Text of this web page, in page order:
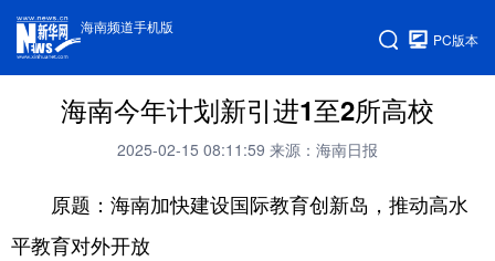
海南频道手机版
PC版本
海南今年计划新引进1至2所高校
2025-02-15 08:11:59 来源：海南日报
原题：海南加快建设国际教育创新岛，推动高水
平教育对外开放